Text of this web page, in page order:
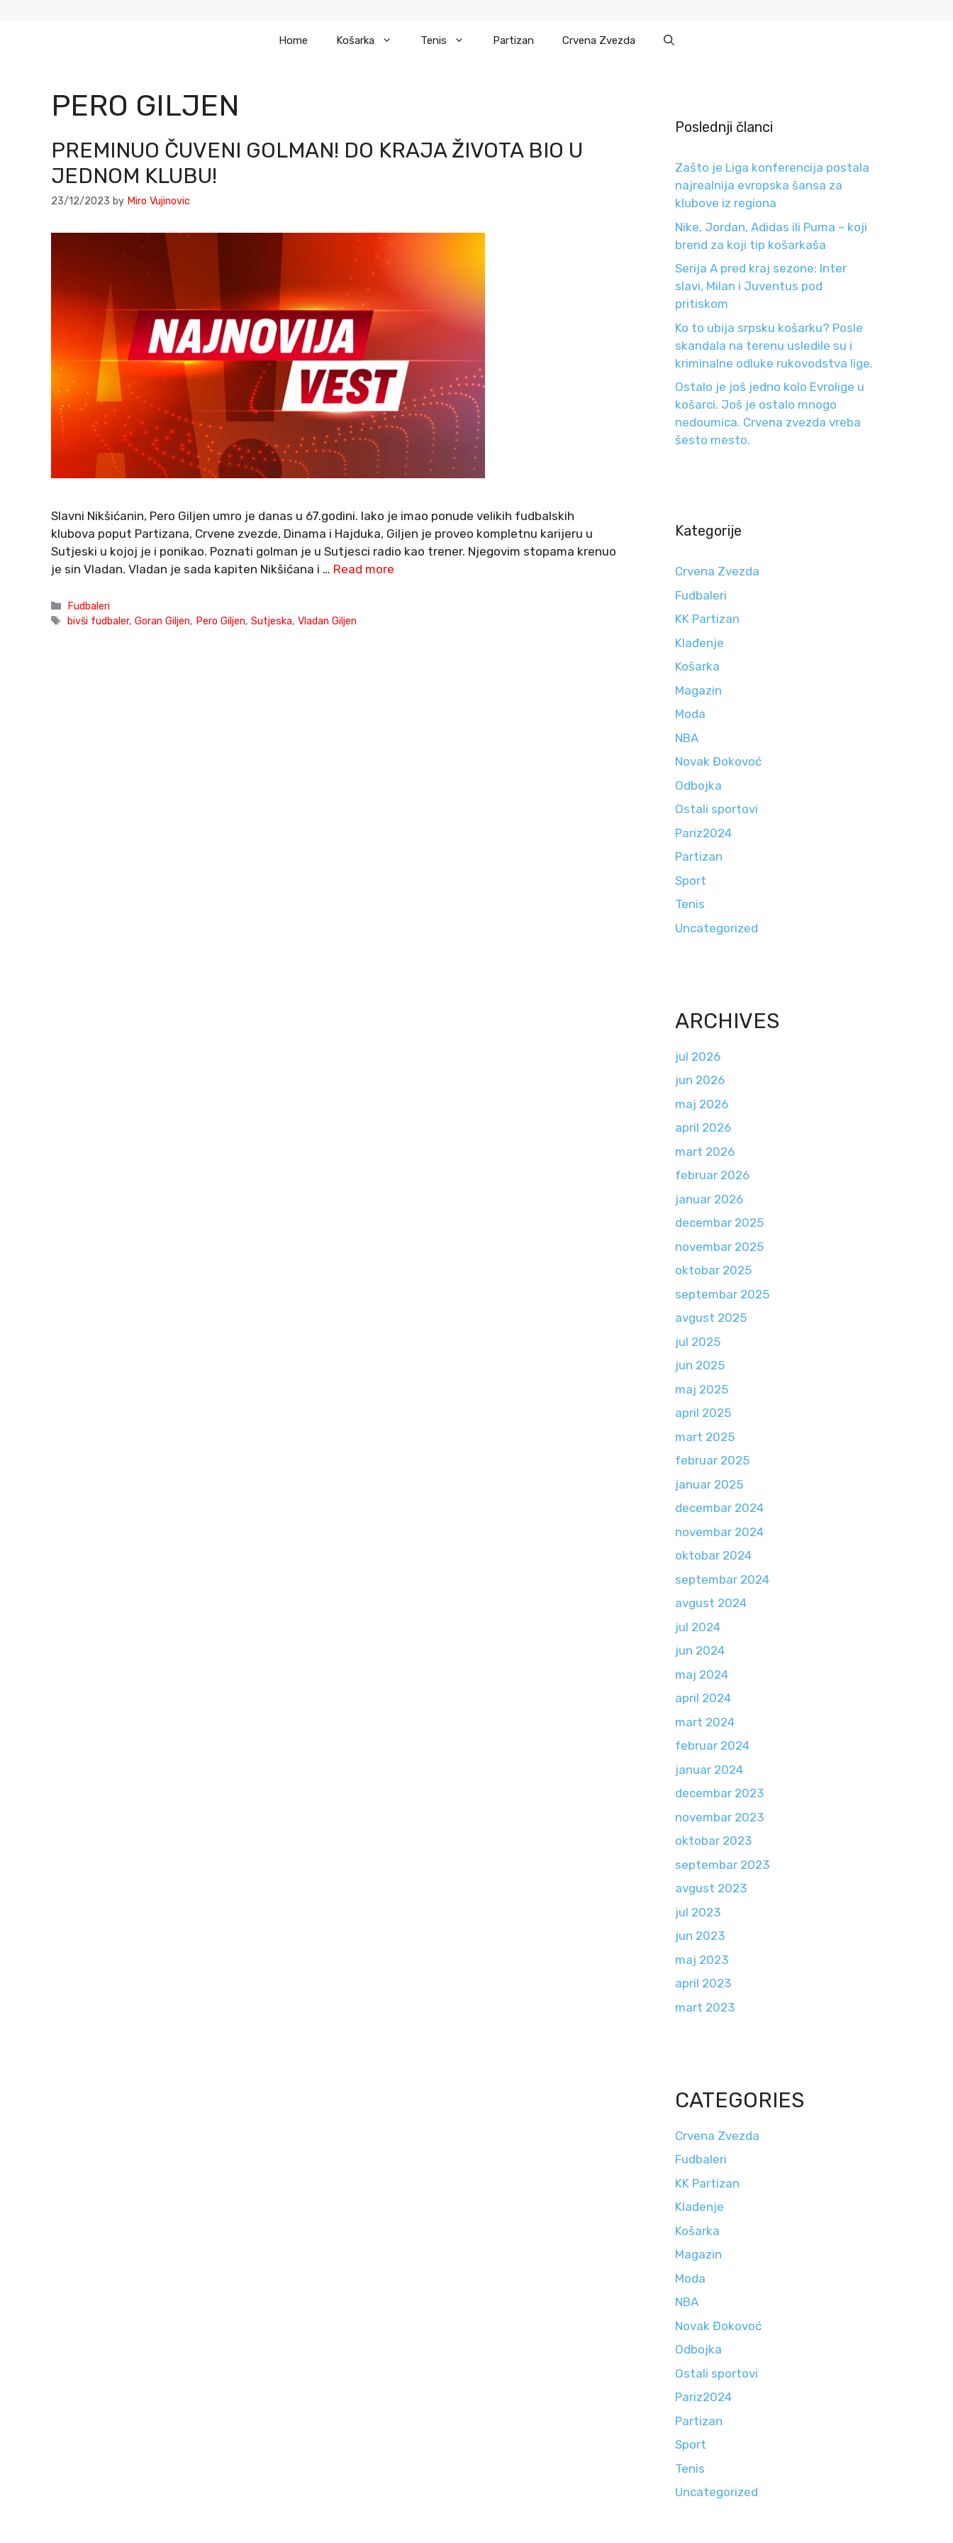
Home Košarka Tenis Partizan Crvena Zvezda
PERO GILJEN
PREMINUO ČUVENI GOLMAN! DO KRAJA ŽIVOTA BIO U
JEDNOM KLUBU!
23/12/2023 by Miro Vujinovic
Slavni Nikšićanin, Pero Giljen umro je danas u 67.godini. Iako je imao ponude velikih fudbalskih
klubova poput Partizana, Crvene zvezde, Dinama i Hajduka, Giljen je proveo kompletnu karijeru u
Sutjeski u kojoj je i ponikao. Poznati golman je u Sutjesci radio kao trener. Njegovim stopama krenuo
je sin Vladan. Vladan je sada kapiten Nikšićana i … Read more
Categories
Fudbaleri
Tags
bivši fudbaler,Goran Giljen, Pero Giljen,Sutjeska,Vladan Giljen
Poslednji članci
Zašto je Liga konferencija postala
najrealnija evropska šansa za
klubove iz regiona
Nike, Jordan, Adidas ili Puma – koji
brend za koji tip košarkaša
Serija A pred kraj sezone: Inter
slavi, Milan i Juventus pod
pritiskom
Ko to ubija srpsku košarku? Posle
skandala na terenu usledile su i
kriminalne odluke rukovodstva lige.
Ostalo je još jedno kolo Evrolige u
košarci. Još je ostalo mnogo
nedoumica. Crvena zvezda vreba
šesto mesto.
Kategorije
Crvena Zvezda
Fudbaleri
KK Partizan
Klađenje
Košarka
Magazin
Moda
NBA
Novak Đokovoć
Odbojka
Ostali sportovi
Pariz2024
Partizan
Sport
Tenis
Uncategorized
ARCHIVES
jul 2026
jun 2026
maj 2026
april 2026
mart 2026
februar 2026
januar 2026
decembar 2025
novembar 2025
oktobar 2025
septembar 2025
avgust 2025
jul 2025
jun 2025
maj 2025
april 2025
mart 2025
februar 2025
januar 2025
decembar 2024
novembar 2024
oktobar 2024
septembar 2024
avgust 2024
jul 2024
jun 2024
maj 2024
april 2024
mart 2024
februar 2024
januar 2024
decembar 2023
novembar 2023
oktobar 2023
septembar 2023
avgust 2023
jul 2023
jun 2023
maj 2023
april 2023
mart 2023
CATEGORIES
Crvena Zvezda
Fudbaleri
KK Partizan
Klađenje
Košarka
Magazin
Moda
NBA
Novak Đokovoć
Odbojka
Ostali sportovi
Pariz2024
Partizan
Sport
Tenis
Uncategorized